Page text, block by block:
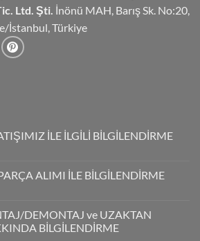
Ltd. Şti. İnönü MAH, Barış Sk. No:20,
İstanbul, Türkiye
İLE İLGİLİ BİLGİLENDİRME
ALIMI İLE BİLGİLENDİRME
DEMONTAJ ve UZAKTAN
BİLGİLENDİRME